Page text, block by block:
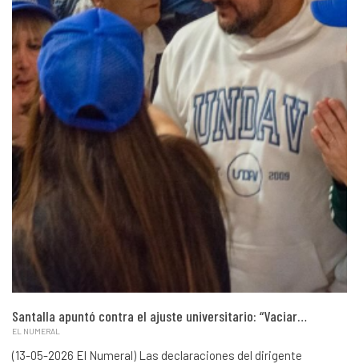
Santalla apuntó contra el ajuste universitario: “Vaciar…
EL NUMERAL
(13-05-2026 El Numeral) Las declaraciones del dirigente